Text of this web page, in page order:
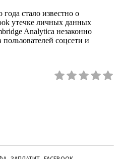
стало известно о
утечке личных данных
Analytica незаконно
соцсети и